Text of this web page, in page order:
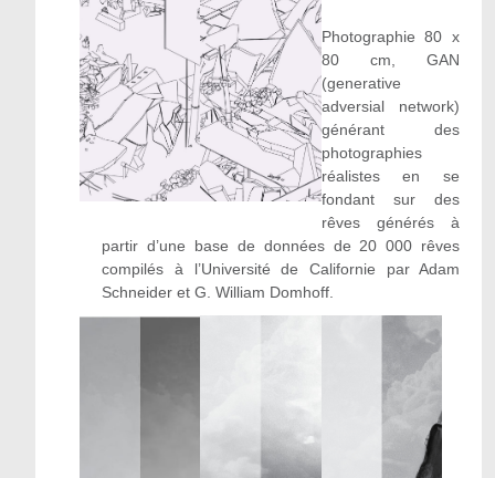
Photographie 80 x
80 cm, GAN
(generative
adversial network)
générant des
photographies
réalistes en se
fondant sur des
rêves générés à
partir d’une base de données de 20 000 rêves
compilés à l’Université de Californie par Adam
Schneider et G. William Domhoff.